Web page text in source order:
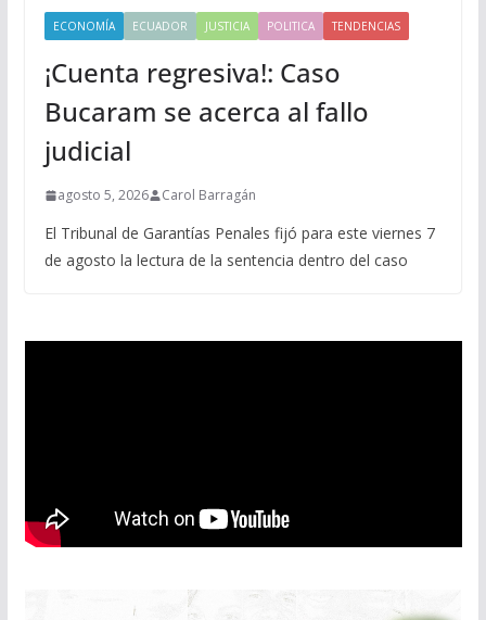
ECONOMÍA ECUADOR JUSTICIA POLITICA TENDENCIAS
¡Cuenta regresiva!: Caso
Bucaram se acerca al fallo
judicial
agosto 5, 2026 Carol Barragán
El Tribunal de Garantías Penales fijó para este viernes 7
de agosto la lectura de la sentencia dentro del caso